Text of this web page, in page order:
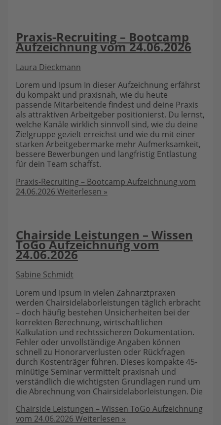
Praxis-Recruiting – Bootcamp
Aufzeichnung vom 24.06.2026
Laura Dieckmann
Lorem und Ipsum In dieser Aufzeichnung erfährst
du kompakt und praxisnah, wie du heute
passende Mitarbeitende findest und deine Praxis
als attraktiven Arbeitgeber positionierst. Du lernst,
welche Kanäle wirklich sinnvoll sind, wie du deine
Zielgruppe gezielt erreichst und wie du mit einer
starken Arbeitgebermarke mehr Aufmerksamkeit,
bessere Bewerbungen und langfristig Entlastung
für dein Team schaffst.
Praxis-Recruiting – Bootcamp Aufzeichnung vom
24.06.2026Weiterlesen »
Chairside Leistungen – Wissen
ToGo Aufzeichnung vom
24.06.2026
Sabine Schmidt
Lorem und Ipsum In vielen Zahnarztpraxen
werden Chairsidelaborleistungen täglich erbracht
– doch häufig bestehen Unsicherheiten bei der
korrekten Berechnung, wirtschaftlichen
Kalkulation und rechtssicheren Dokumentation.
Fehler oder unvollständige Angaben können
schnell zu Honorarverlusten oder Rückfragen
durch Kostenträger führen. Dieses kompakte 45-
minütige Seminar vermittelt praxisnah und
verständlich die wichtigsten Grundlagen rund um
die Abrechnung von Chairsidelaborleistungen. Die
Chairside Leistungen – Wissen ToGo Aufzeichnung
vom 24.06.2026Weiterlesen »